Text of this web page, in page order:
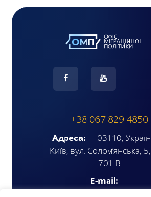
+38 067 829 4850
Адреса:
03110,
Київ, вул. Солом’янська,
701-В
E-mail: